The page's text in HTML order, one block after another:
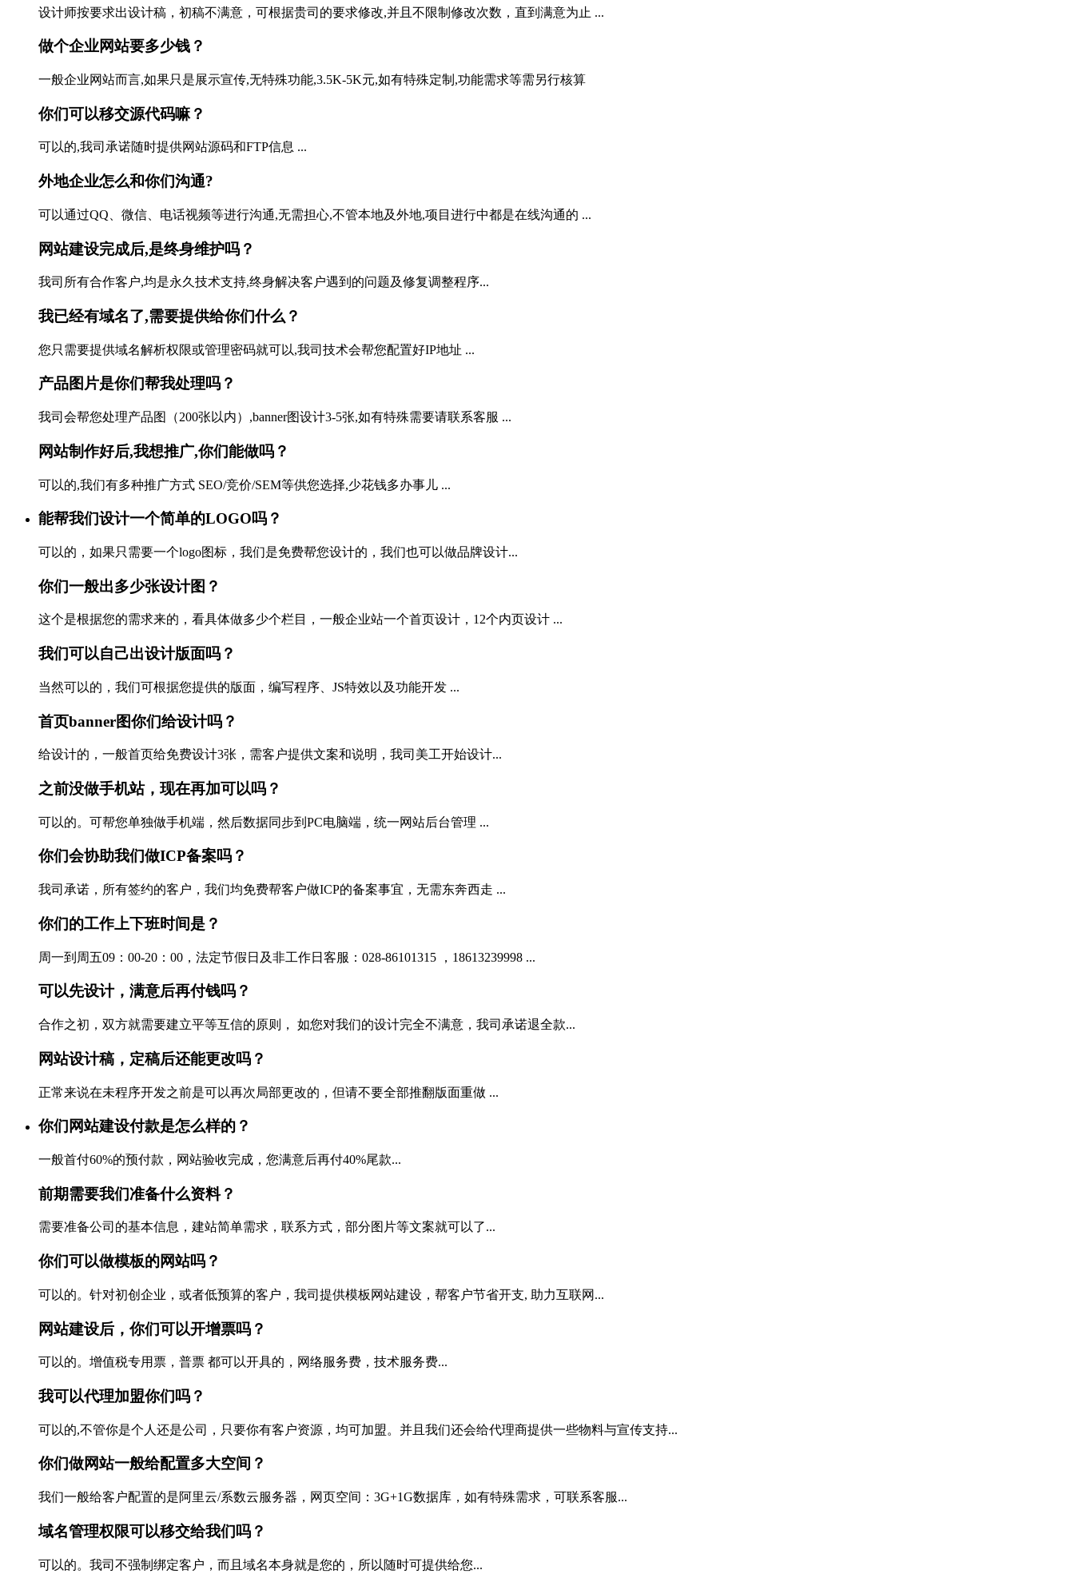
设计师按要求出设计稿，初稿不满意，可根据贵司的要求修改,并且不限制修改次数，直到满意为止 ...
做个企业网站要多少钱？
一般企业网站而言,如果只是展示宣传,无特殊功能,3.5K-5K元,如有特殊定制,功能需求等需另行核算
你们可以移交源代码嘛？
可以的,我司承诺随时提供网站源码和FTP信息 ...
外地企业怎么和你们沟通?
可以通过QQ、微信、电话视频等进行沟通,无需担心,不管本地及外地,项目进行中都是在线沟通的 ...
网站建设完成后,是终身维护吗？
我司所有合作客户,均是永久技术支持,终身解决客户遇到的问题及修复调整程序...
我已经有域名了,需要提供给你们什么？
您只需要提供域名解析权限或管理密码就可以,我司技术会帮您配置好IP地址 ...
产品图片是你们帮我处理吗？
我司会帮您处理产品图（200张以内）,banner图设计3-5张,如有特殊需要请联系客服 ...
网站制作好后,我想推广,你们能做吗？
可以的,我们有多种推广方式 SEO/竞价/SEM等供您选择,少花钱多办事儿 ...
能帮我们设计一个简单的LOGO吗？
可以的，如果只需要一个logo图标，我们是免费帮您设计的，我们也可以做品牌设计...
你们一般出多少张设计图？
这个是根据您的需求来的，看具体做多少个栏目，一般企业站一个首页设计，12个内页设计 ...
我们可以自己出设计版面吗？
当然可以的，我们可根据您提供的版面，编写程序、JS特效以及功能开发 ...
首页banner图你们给设计吗？
给设计的，一般首页给免费设计3张，需客户提供文案和说明，我司美工开始设计...
之前没做手机站，现在再加可以吗？
可以的。可帮您单独做手机端，然后数据同步到PC电脑端，统一网站后台管理 ...
你们会协助我们做ICP备案吗？
我司承诺，所有签约的客户，我们均免费帮客户做ICP的备案事宜，无需东奔西走 ...
你们的工作上下班时间是？
周一到周五09：00-20：00，法定节假日及非工作日客服：028-86101315 ，18613239998 ...
可以先设计，满意后再付钱吗？
合作之初，双方就需要建立平等互信的原则， 如您对我们的设计完全不满意，我司承诺退全款...
网站设计稿，定稿后还能更改吗？
正常来说在未程序开发之前是可以再次局部更改的，但请不要全部推翻版面重做 ...
你们网站建设付款是怎么样的？
一般首付60%的预付款，网站验收完成，您满意后再付40%尾款...
前期需要我们准备什么资料？
需要准备公司的基本信息，建站简单需求，联系方式，部分图片等文案就可以了...
你们可以做模板的网站吗？
可以的。针对初创企业，或者低预算的客户，我司提供模板网站建设，帮客户节省开支, 助力互联网...
网站建设后，你们可以开增票吗？
可以的。增值税专用票，普票 都可以开具的，网络服务费，技术服务费...
我可以代理加盟你们吗？
可以的,不管你是个人还是公司，只要你有客户资源，均可加盟。并且我们还会给代理商提供一些物料与宣传支持...
你们做网站一般给配置多大空间？
我们一般给客户配置的是阿里云/系数云服务器，网页空间：3G+1G数据库，如有特殊需求，可联系客服...
域名管理权限可以移交给我们吗？
可以的。我司不强制绑定客户，而且域名本身就是您的，所以随时可提供给您...